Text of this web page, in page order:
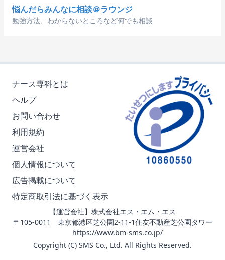
悩んだらみんなに相談＠ラウンジ
勉強方法、わからないところなど何でも相談
ナース専科とは
ヘルプ
お問い合わせ
利用規約
運営会社
個人情報について
広告掲載について
特定商取引法に基づく表示
【運営会社】株式会社エス・エム・エス
〒105-0011 東京都港区芝公園2-11-1住友不動産芝公園タワー
https://www.bm-sms.co.jp/
Copyright (C) SMS Co., Ltd. All Rights Reserved.